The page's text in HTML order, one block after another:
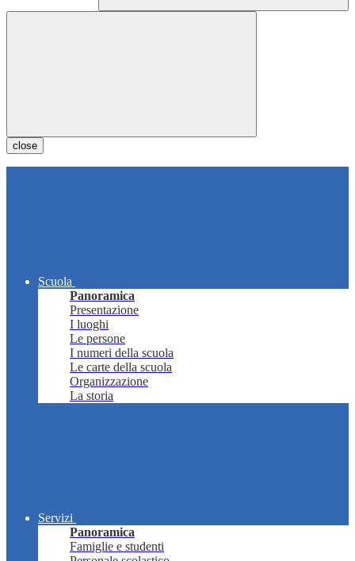
close
Scuola
Panoramica
Presentazione
I luoghi
Le persone
I numeri della scuola
Le carte della scuola
Organizzazione
La storia
Servizi
Panoramica
Famiglie e studenti